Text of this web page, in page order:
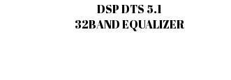
DSP DTS 5.1
32BAND EQUALIZER